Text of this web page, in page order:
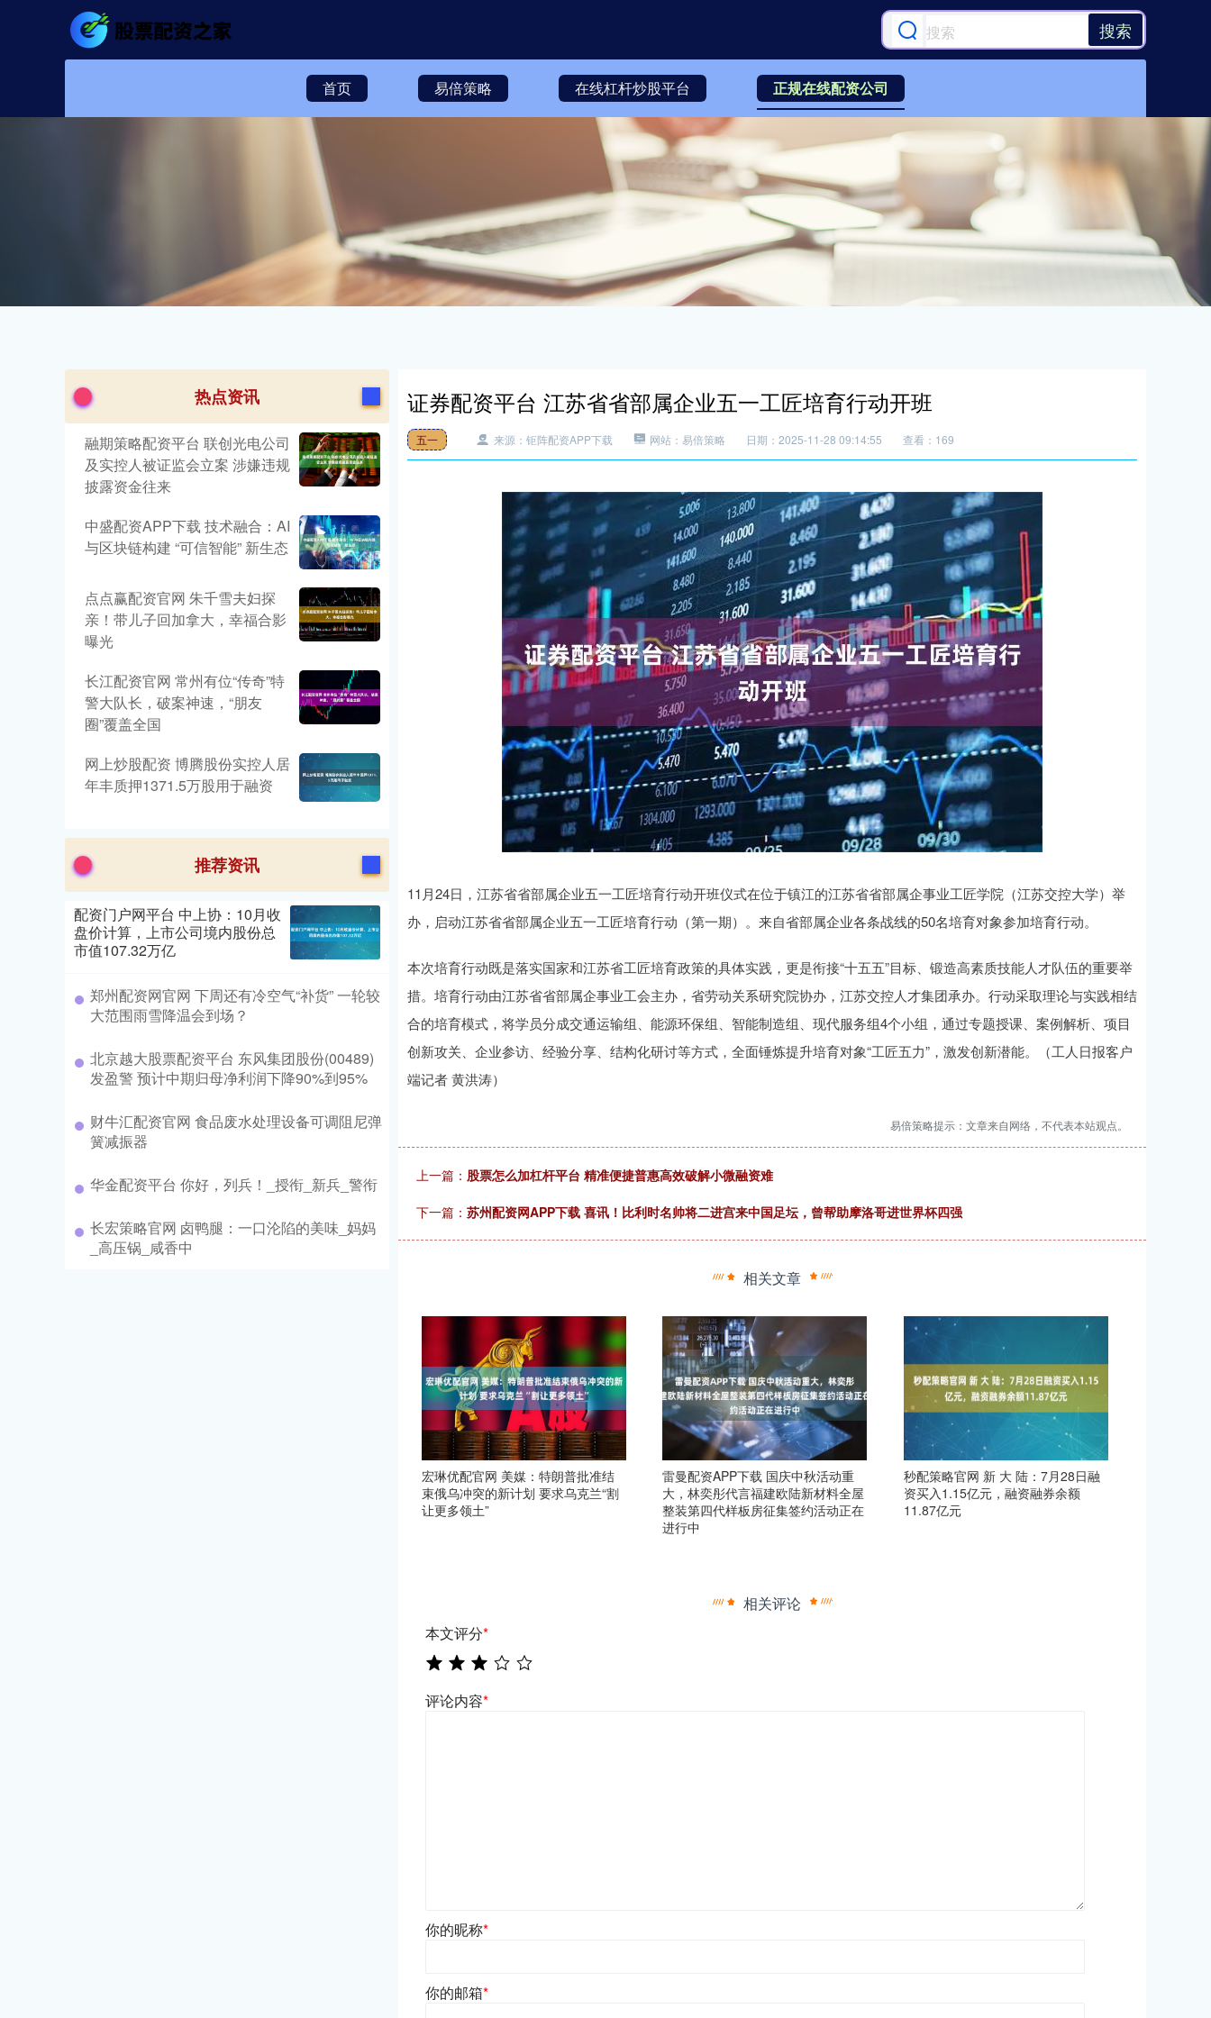
搜索
首页 易倍策略 在线杠杆炒股平台 正规在线配资公司
证券配资平台 江苏省省部属企业五一工匠培育行动开班
五一 来源：钜阵配资APP下载 网站：易倍策略 日期：2025-11-28 09:14:55 查看：169
11月24日，江苏省省部属企业五一工匠培育行动开班仪式在位于镇江的江苏省省部属企事业工匠学院（江苏交控大学）举
办，启动江苏省省部属企业五一工匠培育行动（第一期）。来自省部属企业各条战线的50名培育对象参加培育行动。
本次培育行动既是落实国家和江苏省工匠培育政策的具体实践，更是衔接“十五五”目标、锻造高素质技能人才队伍的重要举
措。培育行动由江苏省省部属企事业工会主办，省劳动关系研究院协办，江苏交控人才集团承办。行动采取理论与实践相结
合的培育模式，将学员分成交通运输组、能源环保组、智能制造组、现代服务组4个小组，通过专题授课、案例解析、项目
创新攻关、企业参访、经验分享、结构化研讨等方式，全面锤炼提升培育对象“工匠五力”，激发创新潜能。（工人日报客户
端记者 黄洪涛）
易倍策略提示：文章来自网络，不代表本站观点。
上一篇： 股票怎么加杠杆平台 精准便捷普惠高效破解小微融资难
下一篇： 苏州配资网APP下载 喜讯！比利时名帅将二进宫来中国足坛，曾帮助摩洛哥进世界杯四强
相关文章
宏琳优配官网 美媒：特朗普批准结
束俄乌冲突的新计划 要求乌克兰“割
让更多领土”
雷曼配资APP下载 国庆中秋活动重
大，林奕彤代言福建欧陆新材料全屋
整装第四代样板房征集签约活动正在
进行中
秒配策略官网 新 大 陆：7月28日融
资买入1.15亿元，融资融券余额
11.87亿元
相关评论
本文评分*
评论内容*
你的昵称*
你的邮箱*
热点资讯
融期策略配资平台 联创光电公司
及实控人被证监会立案 涉嫌违规
披露资金往来
中盛配资APP下载 技术融合：AI
与区块链构建 “可信智能” 新生态
点点赢配资官网 朱千雪夫妇探
亲！带儿子回加拿大，幸福合影
曝光
长江配资官网 常州有位“传奇”特
警大队长，破案神速，“朋友
圈”覆盖全国
网上炒股配资 博腾股份实控人居
年丰质押1371.5万股用于融资
推荐资讯
配资门户网平台 中上协：10月收
盘价计算，上市公司境内股份总
市值107.32万亿
郑州配资网官网 下周还有冷空气“补货” 一轮较
大范围雨雪降温会到场？
北京越大股票配资平台 东风集团股份(00489)
发盈警 预计中期归母净利润下降90%到95%
财牛汇配资官网 食品废水处理设备可调阻尼弹
簧减振器
华金配资平台 你好，列兵！_授衔_新兵_警衔
长宏策略官网 卤鸭腿：一口沦陷的美味_妈妈
_高压锅_咸香中